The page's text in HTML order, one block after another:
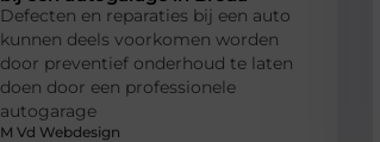
Defecten en reparaties bij een auto
kunnen deels voorkomen worden
door preventief onderhoud te laten
doen door een professionele
autogarage
M Vd Webdesign